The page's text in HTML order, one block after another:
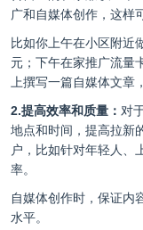
广和自媒体创作，这样
比如你上午在小区附近
元；下午在家推广流量
上撰写一篇自媒体文章
2.提高效率和质量： 对
地点和时间，提高拉新
户，比如针对年轻人、
率。
自媒体创作时，保证内
水平。